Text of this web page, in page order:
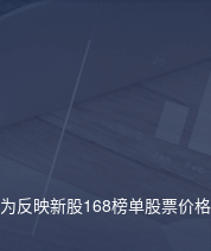
为反映新股168榜单股票价